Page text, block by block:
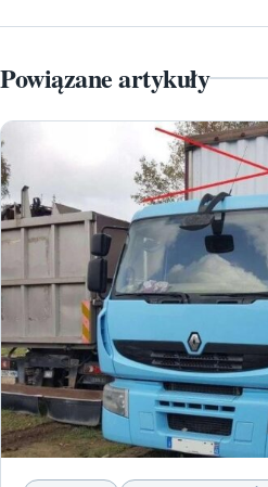
Powiązane artykuły